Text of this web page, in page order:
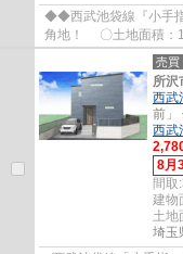
◆◆西武池袋線『小手指』駅 徒
角地！ 〇土地面積：
量が少なく、閑静な
売買
所
西武
前」
西武
8月
間取:
建物
土地
埼玉